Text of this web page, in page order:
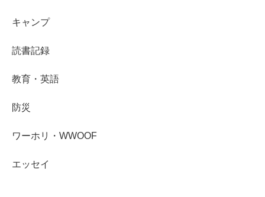
キャンプ
読書記録
教育・英語
防災
ワーホリ・WWOOF
エッセイ